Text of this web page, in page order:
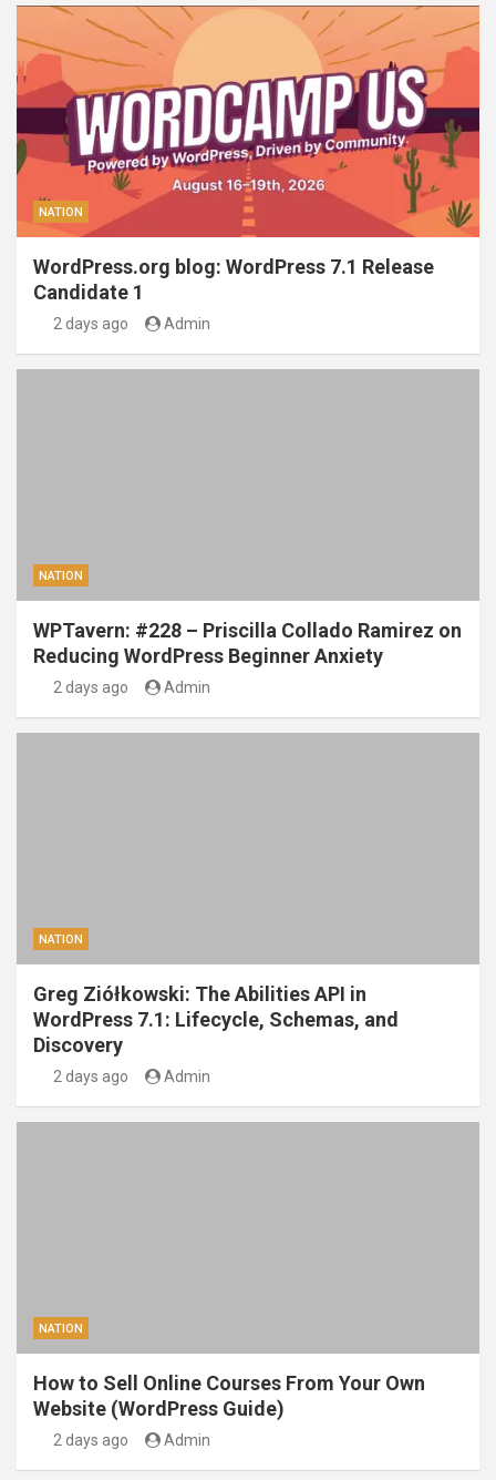
NATION
WordPress.org blog: WordPress 7.1 Release
Candidate 1
2 days ago Admin
NATION
WPTavern: #228 – Priscilla Collado Ramirez on
Reducing WordPress Beginner Anxiety
2 days ago Admin
NATION
Greg Ziółkowski: The Abilities API in
WordPress 7.1: Lifecycle, Schemas, and
Discovery
2 days ago Admin
NATION
How to Sell Online Courses From Your Own
Website (WordPress Guide)
2 days ago Admin